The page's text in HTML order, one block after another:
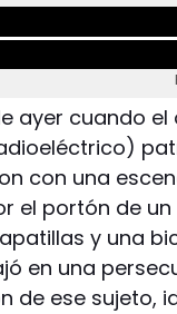
ayer cuando el
con una
el portón de
y una
en una
de ese sujeto,